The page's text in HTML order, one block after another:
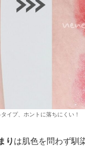
タイプ、ホントに落ちにくい！
り は肌色を問わず馴